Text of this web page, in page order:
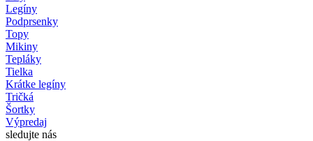
Legíny
Podprsenky
Topy
Mikiny
Tepláky
Tielka
Krátke legíny
Tričká
Šortky
Výpredaj
sledujte nás